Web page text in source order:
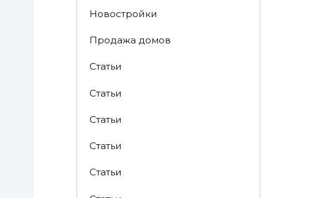
Новостройки
Продажа домов
Статьи
Статьи
Статьи
Статьи
Статьи